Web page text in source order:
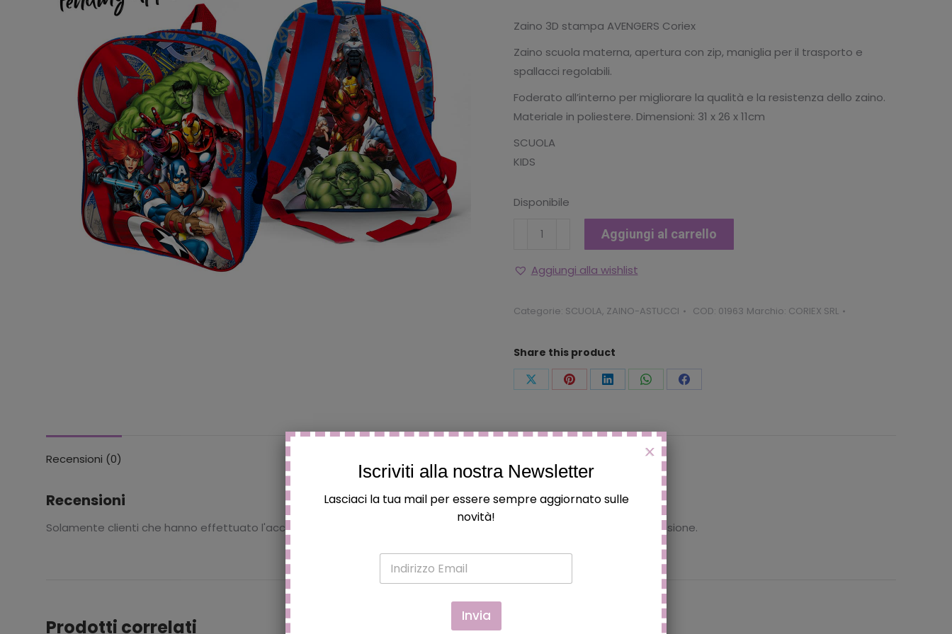
era:
€18.90.
è:
€13.23.
Zaino 3D stampa AVENGERS Coriex
Zaino scuola materna, apertura con zip, maniglia per il trasporto e
spallacci regolabili.
Foderato all’interno per migliorare la qualità e la resistenza dello zaino.
Materiale in poliestere. Dimensioni: 31 x 26 x 11cm
SCUOLA
KIDS
Disponibile
ZAINO
AVENGERS
Aggiungi al carrello
Aggiungi alla wishlist
Categorie: SCUOLA, ZAINO-ASTUCCI COD: 01963 Marchio: CORIEX SRL
Share this product
CondividiCondividiCondividiCondividiCondividi
Recensioni (0)
Recensioni
Solamente clienti che hanno effettuato l'accesso ed hanno acquistato questo prodotto possono lasciare una recensione.
Prodotti correlati
Iscriviti alla nostra Newsletter
Lasciaci la tua mail per essere sempre aggiornato sulle
novità!
Invia
X